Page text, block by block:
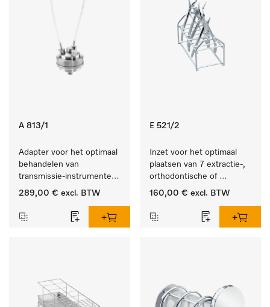
A 813/1
Adapter voor het optimaal
behandelen van
transmissie-instrumenten
met externe spray.
289,00 € excl. BTW
E 521/2
Inzet voor het optimaal
plaatsen van 7 extractie-,
orthodontische of
techniektangen.
160,00 € excl. BTW